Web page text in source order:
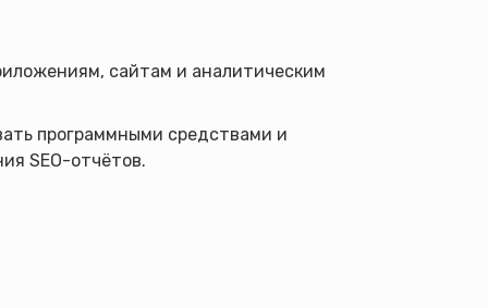
сайтам и аналитическим
программными средствами и
SEO-отчётов.